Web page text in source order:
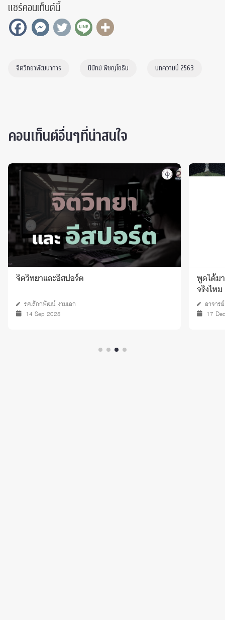
แชร์คอนเท็นต์นี้
จิตวิทยาพัฒนาการ นิปัทม์ พิชญโยธิน บทความปี 2563
คอนเท็นต์อื่นๆที่น่าสนใจ
จิตวิทยาและอีสปอร์ต
รศ.สักกพัฒน์ งามเอก
14 Sep 2025
พูดได้ม
จริงไหม
อาจาร
17